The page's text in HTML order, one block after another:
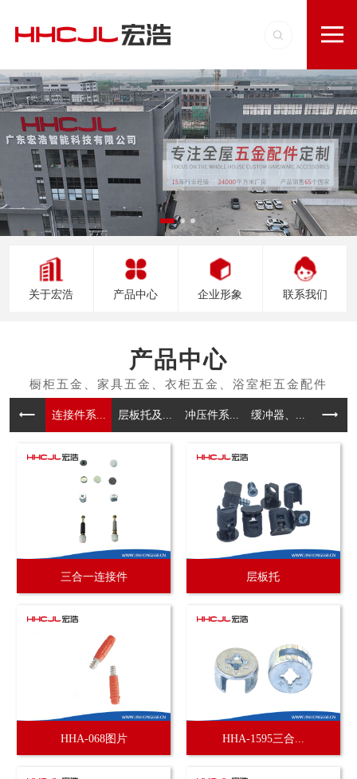
关于宏浩 产品中心 企业形象 联系我们
产品中心
连接件系... 层板托及... 冲压件系... 缓冲器、... 拉手
三合一连接件 层板托
HHA-068图片 HHA-1595三合...